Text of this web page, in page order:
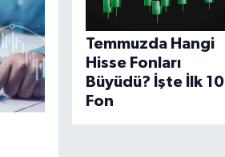
Temmuzda Hangi
Hisse Fonları
Büyüdü? İşte İlk 10
Fon